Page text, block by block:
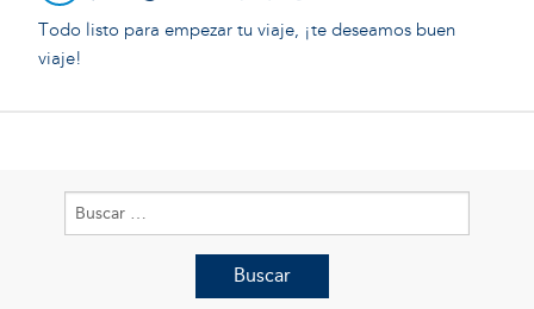
Todo listo para empezar tu viaje, ¡te deseamos buen
viaje!